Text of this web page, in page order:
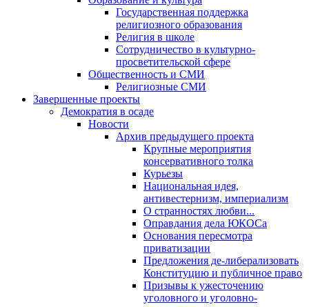
Государственная поддержка
религиозного образования
Религия в школе
Сотрудничество в культурно-
просветительской сфере
Общественность и СМИ
Религиозные СМИ
Завершенные проекты
Демократия в осаде
Новости
Архив предыдущего проекта
Крупные мероприятия
консервативного толка
Курьезы
Национальная идея,
антивестернизм, империализм
О странностях любви...
Оправдания дела ЮКОСа
Основания пересмотра
приватизации
Предложения де-либерализовать
Конституцию и публичное право
Призывы к ужесточению
уголовного и уголовно-